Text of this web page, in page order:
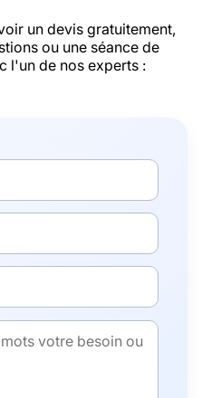
un devis gratuitement,
ou une séance de
l'un de nos experts :